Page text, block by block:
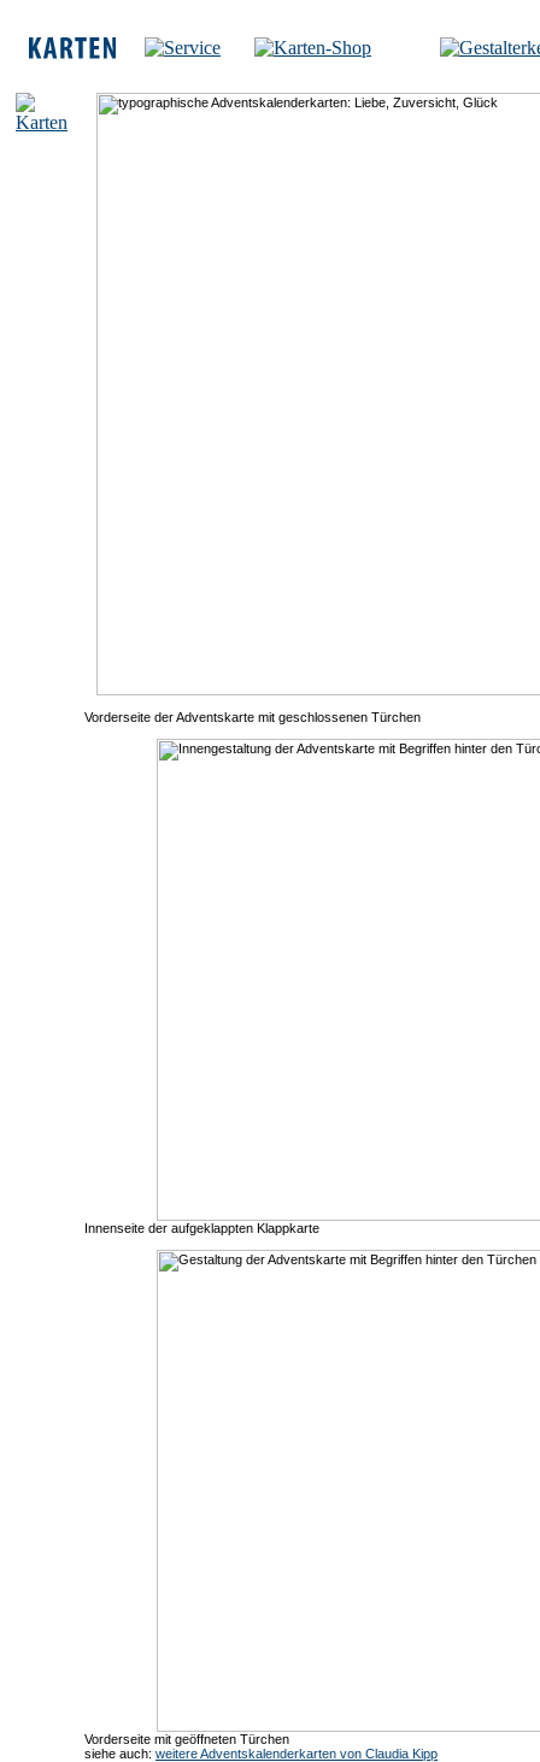
Vorderseite der Adventskarte mit geschlossenen Türchen
Innenseite der aufgeklappten Klappkarte
Vorderseite mit geöffneten Türchen
siehe auch: weitere Adventskalenderkarten von Claudia Kipp